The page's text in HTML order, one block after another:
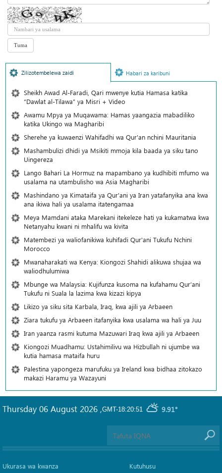
Zilizotembelewa zaidi Habari za karibuni
Sheikh Awad Al-Faradi, Qari mwenye kutia Hamasa katika
“Dawlat al-Tilawa” ya Misri + Video
Awamu Mpya ya Muqawama: Hamas yaangazia mabadiliko
katika Ukingo wa Magharibi
Sherehe ya kuwaenzi Wahifadhi wa Qur'an nchini Mauritania
Mashambulizi dhidi ya Msikiti mmoja kila baada ya siku tano
Uingereza
Lango Bahari La Hormuz na mapambano ya kudhibiti mfumo wa
usalama na utambulisho wa Asia Magharibi
Mashindano ya Kimataifa ya Qur'ani ya Iran yatafanyika ana kwa
ana ikiwa hali ya usalama itatengamaa
Meya Mamdani ataka Marekani itekeleze hati ya kukamatwa kwa
Netanyahu kwani ni mhalifu wa kivita
Matembezi ya waliofanikiwa kuhifadi Qur'ani Tukufu Nchini
Morocco
Mwanaharakati wa Kenya: Kiongozi Shahidi alikuwa shujaa wa
waliodhulumiwa
Mbunge wa Malaysia: Kujifunza kusoma na kufahamu Qur’ani
Tukufu ni Suala la lazima kwa kizazi kipya
Likizo ya siku sita Karbala, Iraq, kwa ajili ya Arbaeen
Ziara tukufu ya Arbaeen itafanyika kwa usalama wa hali ya Juu
Iran yaanza rasmi kutuma Mazuwari Iraq kwa ajili ya Arbaeen
Kiongozi Muadhamu: Ustahimilivu wa Hizbullah ni ujumbe wa
kutia hamasa mataifa huru
Palestina yapongeza marufuku ya Ireland kwa bidhaa zitokazo
makazi Haramu ya Wazayuni
GMT-18:20:51 9.91°
Thursday 06 August 2026 ,
Ukurasa wa kwanza Kutuhusu